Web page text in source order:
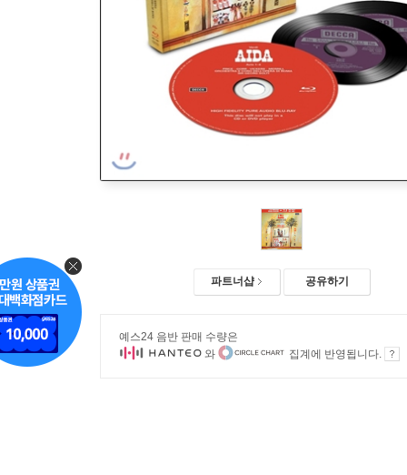
파트너샵 공유하기
예스24 음반 판매 수량은
와
집계에 반영됩니다.